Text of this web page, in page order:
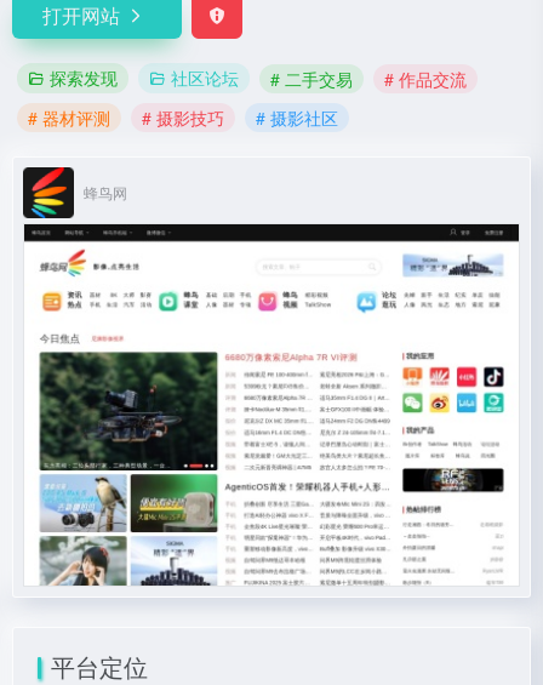
打开网站
探索发现 社区论坛 # 二手交易
# 作品交流
# 器材评测
# 摄影技巧 # 摄影社区
蜂鸟网
平台定位